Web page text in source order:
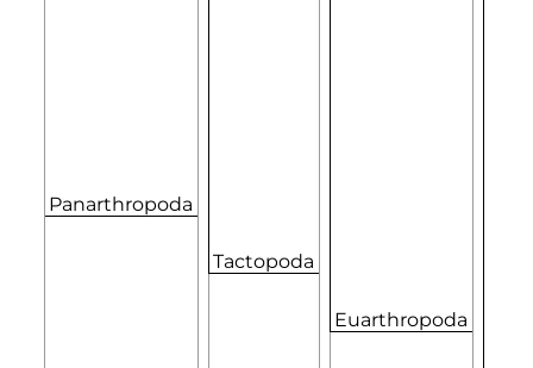
Panarthropoda
Tactopoda
Euarthropoda